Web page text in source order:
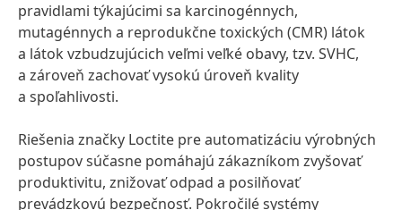
pravidlami týkajúcimi sa karcinogénnych,
mutagénnych a reprodukčne toxických (CMR) látok
a látok vzbudzujúcich veľmi veľké obavy, tzv. SVHC,
a zároveň zachovať vysokú úroveň kvality
a spoľahlivosti.
Riešenia značky Loctite pre automatizáciu výrobných
postupov súčasne pomáhajú zákazníkom zvyšovať
produktivitu, znižovať odpad a posilňovať
prevádzkovú bezpečnosť. Pokročilé systémy